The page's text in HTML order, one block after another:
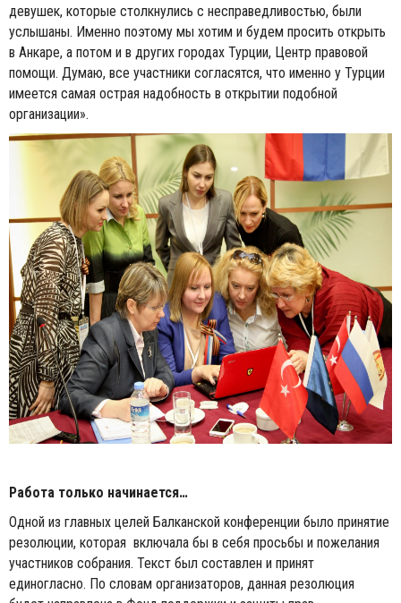
девушек, которые столкнулись с несправедливостью, были
услышаны. Именно поэтому мы хотим и будем просить открыть
в Анкаре, а потом и в других городах Турции, Центр правовой
помощи. Думаю, все участники согласятся, что именно у Турции
имеется самая острая надобность в открытии подобной
организации».
Работа только начинается…
Одной из главных целей Балканской конференции было принятие
резолюции, которая включала бы в себя просьбы и пожелания
участников собрания. Текст был составлен и принят
единогласно. По словам организаторов, данная резолюция